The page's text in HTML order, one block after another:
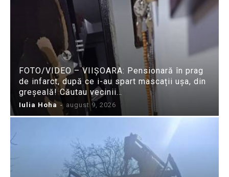
FOTO/VIDEO – VIIȘOARA: Pensionară în prag
de infarct, după ce i-au spart mascații ușa, din
greșeală! Căutau vecinii…
Iulia Hoha - august 9, 2026